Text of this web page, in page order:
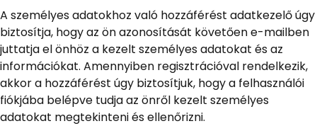
A személyes adatokhoz való hozzáférést adatkezelő úgy
biztosítja, hogy az ön azonosítását követően e-mailben
juttatja el önhöz a kezelt személyes adatokat és az
információkat. Amennyiben regisztrációval rendelkezik,
akkor a hozzáférést úgy biztosítjuk, hogy a felhasználói
fiókjába belépve tudja az önről kezelt személyes
adatokat megtekinteni és ellenőrizni.